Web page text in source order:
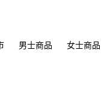
男士商品 女士商品